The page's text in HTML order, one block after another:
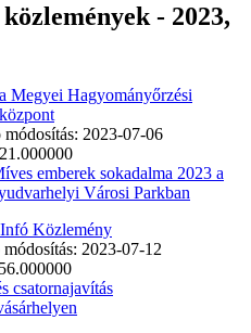
- 2023,
Megyei Hagyományőrzési
módosítás: 2023-07-06
emberek sokadalma 2023 a
Városi Parkban
Közlemény
2023-07-12
csatornajavítás